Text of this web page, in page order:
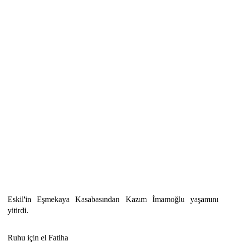
Eskil'in Eşmekaya Kasabasından Kazım İmamoğlu yaşamını
yitirdi.
Ruhu için el Fatiha